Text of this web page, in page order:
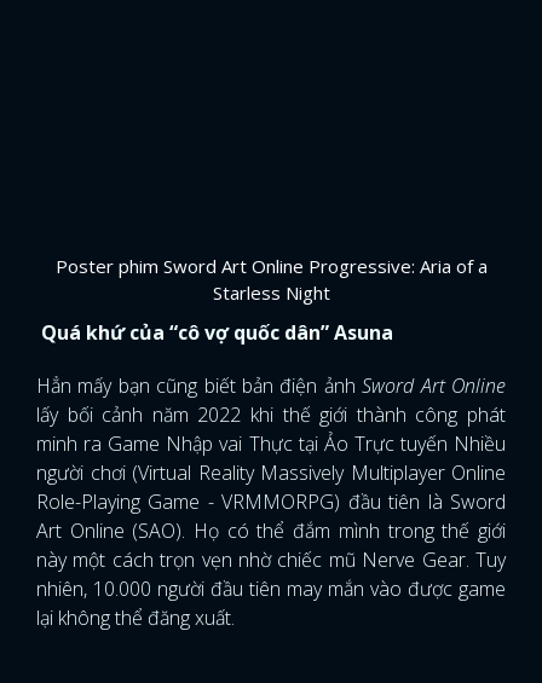
Poster phim Sword Art Online Progressive: Aria of a
Starless Night
Quá khứ của “cô vợ quốc dân” Asuna
Hẳn mấy bạn cũng biết bản điện ảnh Sword Art Online
lấy bối cảnh năm 2022 khi thế giới thành công phát
minh ra Game Nhập vai Thực tại Ảo Trực tuyến Nhiều
người chơi (Virtual Reality Massively Multiplayer Online
Role-Playing Game - VRMMORPG) đầu tiên là Sword
Art Online (SAO). Họ có thể đắm mình trong thế giới
này một cách trọn vẹn nhờ chiếc mũ Nerve Gear. Tuy
nhiên, 10.000 người đầu tiên may mắn vào được game
lại không thể đăng xuất.